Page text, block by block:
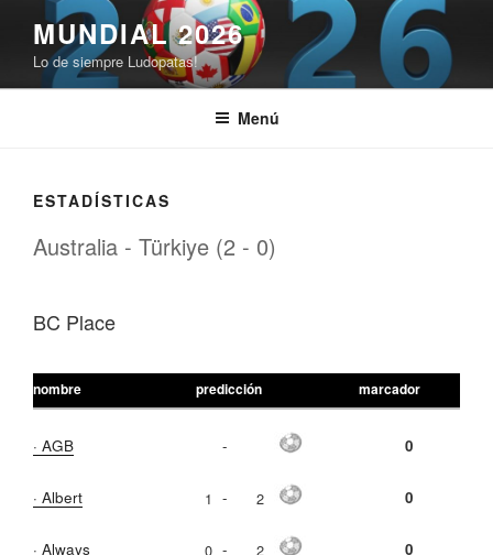
contenido
MUNDIAL 2026
Lo de siempre Ludopatas!
Menú
ESTADÍSTICAS
Australia - Türkiye (2 - 0)
BC Place
nombre predicción marcador
· AGB - 0
· Albert 1 - 2 0
· Always 0 - 2 0